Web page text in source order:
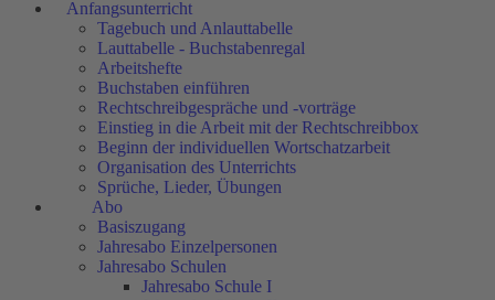
Anfangsunterricht
Tagebuch und Anlauttabelle
Lauttabelle - Buchstabenregal
Arbeitshefte
Buchstaben einführen
Rechtschreibgespräche und -vorträge
Einstieg in die Arbeit mit der Rechtschreibbox
Beginn der individuellen Wortschatzarbeit
Organisation des Unterrichts
Sprüche, Lieder, Übungen
Abo
Basiszugang
Jahresabo Einzelpersonen
Jahresabo Schulen
Jahresabo Schule I